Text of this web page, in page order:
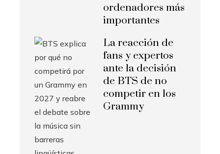
ordenadores más
importantes
La reacción de
fans y expertos
ante la decisión
de BTS de no
competir en los
Grammy